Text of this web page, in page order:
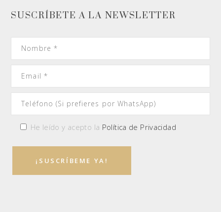
SUSCRÍBETE A LA NEWSLETTER
He leído y acepto la Política de Privacidad